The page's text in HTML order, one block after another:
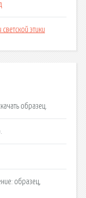
этики
образец.
образец,